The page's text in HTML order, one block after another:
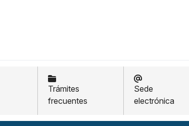
Trámites
frecuentes
Sede
electrónica